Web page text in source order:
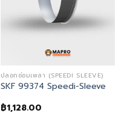
ปลอกซ่อมเพลา (SPEEDI SLEEVE)
SKF 99374 Speedi-Sleeve
฿1,128.00